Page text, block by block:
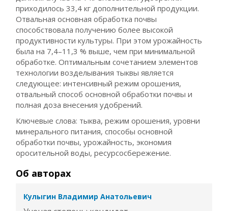
приходилось 33,4 кг дополнительной продукции.
Отвальная основная обработка почвы
способствовала получению более высокой
продуктивности культуры. При этом урожайность
была на 7,4–11,3 % выше, чем при минимальной
обработке. Оптимальным сочетанием элементов
технологии возделывания тыквы является
следующее: интенсивный режим орошения,
отвальный способ основной обработки почвы и
полная доза внесения удобрений.
Ключевые слова: тыква, режим орошения, уровни
минерального питания, способы основной
обработки почвы, урожайность, экономия
оросительной воды, ресурсосбережение.
Об авторах
Кулыгин Владимир Анатольевич